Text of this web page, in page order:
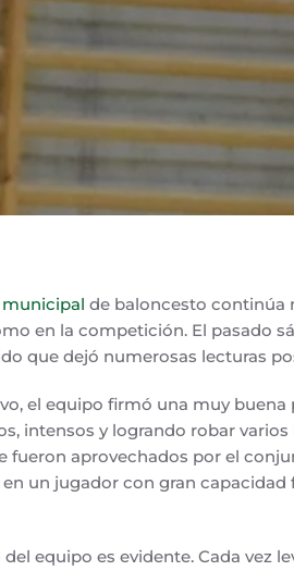
de baloncesto continúa
en la competición. El pasado
que dejó numerosas lecturas
el equipo firmó una muy
intensos y logrando robar varios
fueron aprovechados por el
un jugador con gran
equipo es evidente. Cada vez